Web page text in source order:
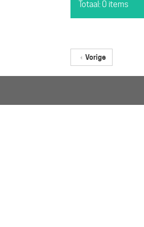
Totaal: 0 items
Vorige